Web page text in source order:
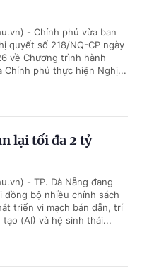
- Chính phủ vừa ban
quyết số 218/NQ-CP ngày
về Chương trình hành
Chính phủ thực hiện Nghị...
lại tối đa 2 tỷ
- TP. Đà Nẵng đang
đồng bộ nhiều chính sách
triển vi mạch bán dẫn, trí
tạo (AI) và hệ sinh thái...